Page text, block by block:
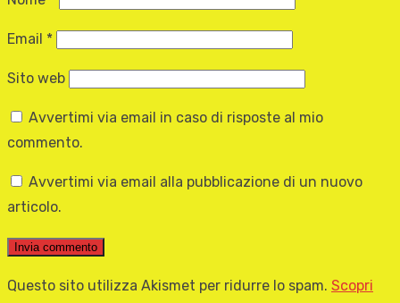
Email *
Sito web
Avvertimi via email in caso di risposte al mio
commento.
Avvertimi via email alla pubblicazione di un nuovo
articolo.
Questo sito utilizza Akismet per ridurre lo spam. Scopri